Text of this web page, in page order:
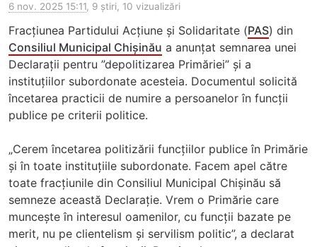
6 nov. 2025 15:11, 9 știri, 10 vizualizări
Fracțiunea Partidului Acțiune și Solidaritate (PAS) din
Consiliul Municipal Chișinău a anunțat semnarea unei
Declarații pentru ”depolitizarea Primăriei” și a
instituțiilor subordonate acesteia. Documentul solicită
încetarea practicii de numire a persoanelor în funcții
publice pe criterii politice.
„Cerem încetarea politizării funcțiilor publice în Primărie
și în toate instituțiile subordonate. Facem apel către
toate fracțiunile din Consiliul Municipal Chișinău să
semneze această Declarație. Vrem o Primărie care
muncește în interesul oamenilor, cu funcții bazate pe
merit, nu pe clientelism și servilism politic”, a declarat